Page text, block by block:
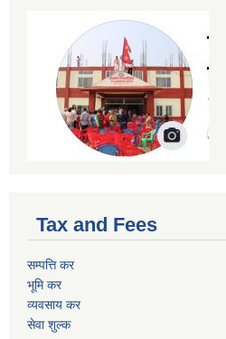
Tax and Fees
सम्पत्ति कर
भूमि कर
व्यवसाय कर
सेवा शुल्क